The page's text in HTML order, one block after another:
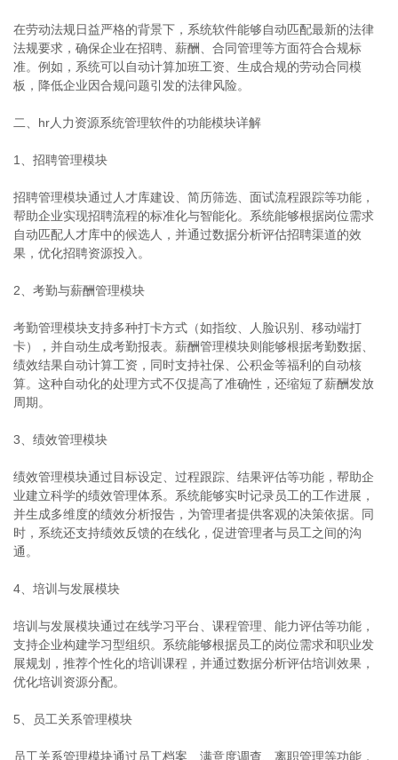
在劳动法规日益严格的背景下，系统软件能够自动匹配最新的法律
法规要求，确保企业在招聘、薪酬、合同管理等方面符合合规标
准。例如，系统可以自动计算加班工资、生成合规的劳动合同模
板，降低企业因合规问题引发的法律风险。
二、hr人力资源系统管理软件的功能模块详解
1、招聘管理模块
招聘管理模块通过人才库建设、简历筛选、面试流程跟踪等功能，
帮助企业实现招聘流程的标准化与智能化。系统能够根据岗位需求
自动匹配人才库中的候选人，并通过数据分析评估招聘渠道的效
果，优化招聘资源投入。
2、考勤与薪酬管理模块
考勤管理模块支持多种打卡方式（如指纹、人脸识别、移动端打
卡），并自动生成考勤报表。薪酬管理模块则能够根据考勤数据、
绩效结果自动计算工资，同时支持社保、公积金等福利的自动核
算。这种自动化的处理方式不仅提高了准确性，还缩短了薪酬发放
周期。
3、绩效管理模块
绩效管理模块通过目标设定、过程跟踪、结果评估等功能，帮助企
业建立科学的绩效管理体系。系统能够实时记录员工的工作进展，
并生成多维度的绩效分析报告，为管理者提供客观的决策依据。同
时，系统还支持绩效反馈的在线化，促进管理者与员工之间的沟
通。
4、培训与发展模块
培训与发展模块通过在线学习平台、课程管理、能力评估等功能，
支持企业构建学习型组织。系统能够根据员工的岗位需求和职业发
展规划，推荐个性化的培训课程，并通过数据分析评估培训效果，
优化培训资源分配。
5、员工关系管理模块
员工关系管理模块通过员工档案、满意度调查、离职管理等功能，